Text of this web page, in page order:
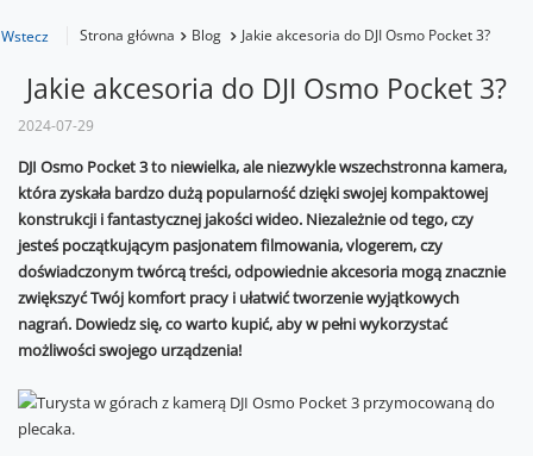
Wstecz Strona główna Blog Jakie akcesoria do DJI Osmo Pocket 3?
Jakie akcesoria do DJI Osmo Pocket 3?
2024-07-29
DJI Osmo Pocket 3 to niewielka, ale niezwykle wszechstronna kamera,
która zyskała bardzo dużą popularność dzięki swojej kompaktowej
konstrukcji i fantastycznej jakości wideo. Niezależnie od tego, czy
jesteś początkującym pasjonatem filmowania, vlogerem, czy
doświadczonym twórcą treści, odpowiednie akcesoria mogą znacznie
zwiększyć Twój komfort pracy i ułatwić tworzenie wyjątkowych
nagrań. Dowiedz się, co warto kupić, aby w pełni wykorzystać
możliwości swojego urządzenia!